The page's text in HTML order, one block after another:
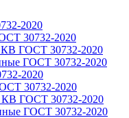
2020
30732-2020
ГОСТ 30732-2020
ГОСТ 30732-2020
2020
30732-2020
ГОСТ 30732-2020
ГОСТ 30732-2020